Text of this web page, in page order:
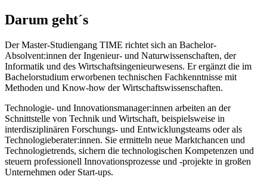
Darum geht´s
Der Master-Studiengang TIME richtet sich an Bachelor-
Absolvent:innen der Ingenieur- und Naturwissenschaften, der
Informatik und des Wirtschaftsingenieurwesens. Er ergänzt die im
Bachelorstudium erworbenen technischen Fachkenntnisse mit
Methoden und Know-how der Wirtschaftswissenschaften.
Technologie- und Innovationsmanager:innen arbeiten an der
Schnittstelle von Technik und Wirtschaft, beispielsweise in
interdisziplinären Forschungs- und Entwicklungsteams oder als
Technologieberater:innen. Sie ermitteln neue Marktchancen und
Technologietrends, sichern die technologischen Kompetenzen und
steuern professionell Innovationsprozesse und -projekte in großen
Unternehmen oder Start-ups.